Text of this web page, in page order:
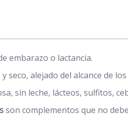
embarazo o lactancia.
seco, alejado del alcance de
sin leche, lácteos, sulfitos,
son complementos que no